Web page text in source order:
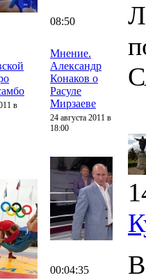
в
08:50
Мнение.
Александр
Конаков о
Расуле
Мирзаеве
24 августа 2011 в
18:00
00:04:35